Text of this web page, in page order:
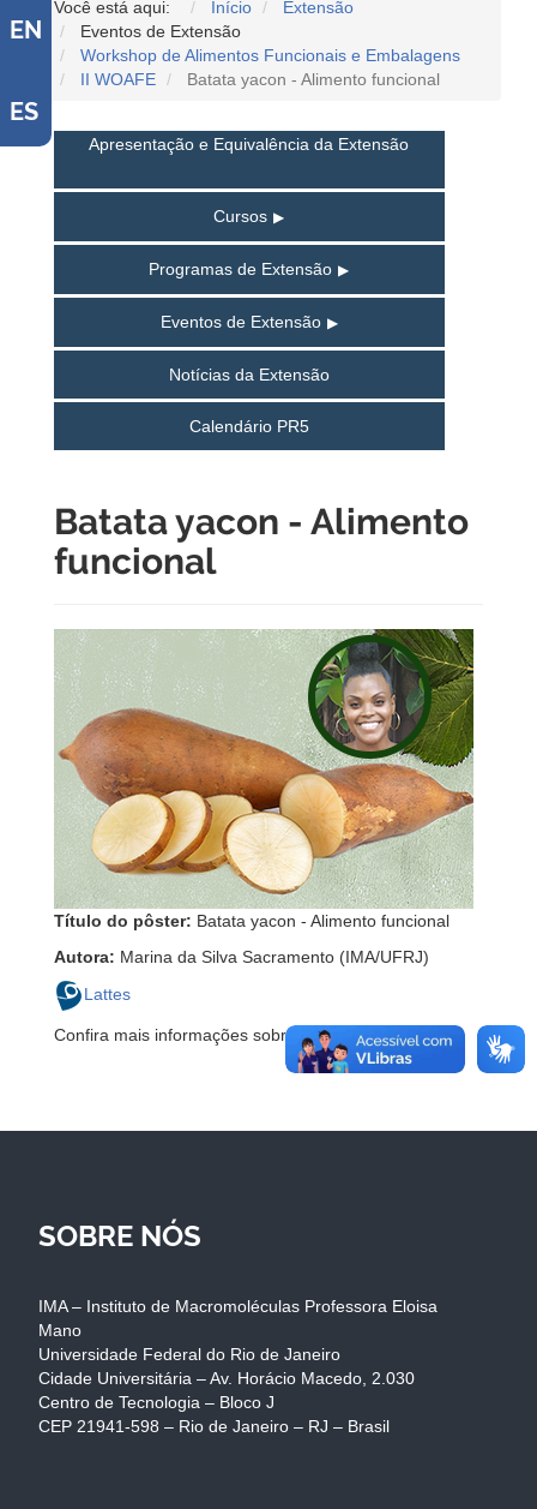
EN
ES
Você está aqui: Início
Extensão
Eventos de Extensão
Workshop de Alimentos Funcionais e Embalagens
II WOAFE
Batata yacon - Alimento funcional
Apresentação e Equivalência da Extensão
Cursos
Programas de Extensão
Eventos de Extensão
Notícias da Extensão
Calendário PR5
Batata yacon - Alimento
funcional
Título do pôster: Batata yacon - Alimento funcional
Autora: Marina da Silva Sacramento (IMA/UFRJ)
Lattes
Confira mais informações sobre o II WOAFE AQUI.
SOBRE NÓS
IMA – Instituto de Macromoléculas Professora Eloisa
Mano
Universidade Federal do Rio de Janeiro
Cidade Universitária – Av. Horácio Macedo, 2.030
Centro de Tecnologia – Bloco J
CEP 21941-598 – Rio de Janeiro – RJ – Brasil